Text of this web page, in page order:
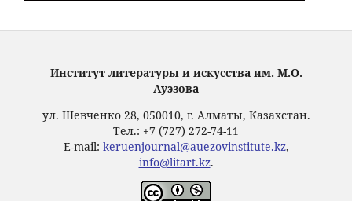
Институт литературы и искусства им. М.О.
Ауэзова
ул. Шевченко 28, 050010, г. Алматы, Казахстан.
Тел.: +7 (727) 272-74-11
E-mail: keruenjournal@auezovinstitute.kz,
info@litart.kz.